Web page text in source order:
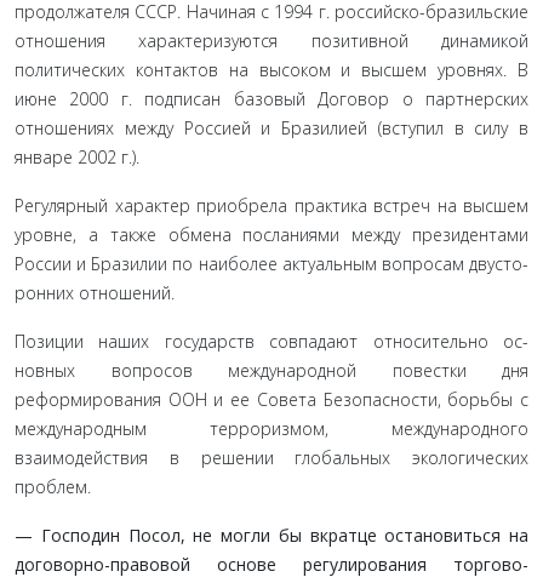
продолжателя СССР. Начиная с 1994 г. российско-бразильские
отношения характеризуются позитив­ной динамикой
политических контактов на высоком и высшем уровнях. В
июне 2000 г. подписан базовый Договор о партнер­ских
отношениях между Россией и Бразилией (вступил в силу в
январе 2002 г.).
Регулярный характер приобрела практика встреч на выс­шем
уровне, а также обмена посланиями между президентами
России и Бразилии по наиболее актуальным вопросам двусто­
ронних отношений.
Позиции наших государств совпадают относительно ос­
новных вопросов международной повестки дня
реформирова­ния ООН и ее Совета Безопасности, борьбы с
международным терроризмом, международного
взаимодействия в решении глобальных экологических
проблем.
— Господин Посол, не могли бы вкратце остановиться на
договорно-правовой основе регулирования торгово­